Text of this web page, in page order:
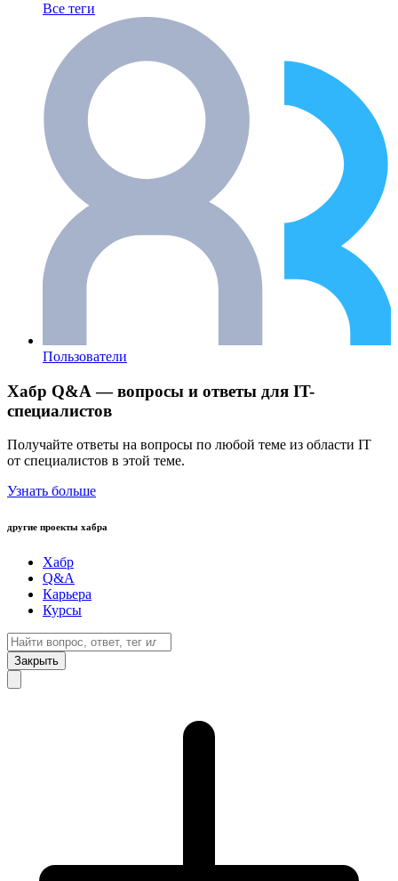
Все теги
Пользователи
Хабр Q&A — вопросы и ответы для IT-
специалистов
Получайте ответы на вопросы по любой теме из области IT
от специалистов в этой теме.
Узнать больше
другие проекты хабра
Хабр
Q&A
Карьера
Курсы
Закрыть